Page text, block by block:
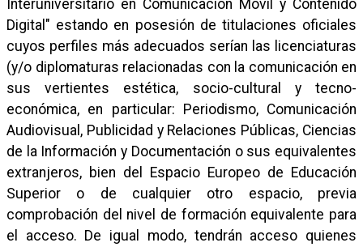
Interuniversitario en Comunicación Móvil y Contenido
Digital" estando en posesión de titulaciones oficiales
cuyos perfiles más adecuados serían las licenciaturas
(y/o diplomaturas relacionadas con la comunicación en
sus vertientes estética, socio-cultural y tecno-
económica, en particular: Periodismo, Comunicación
Audiovisual, Publicidad y Relaciones Públicas, Ciencias
de la Información y Documentación o sus equivalentes
extranjeros, bien del Espacio Europeo de Educación
Superior o de cualquier otro espacio, previa
comprobación del nivel de formación equivalente para
el acceso. De igual modo, tendrán acceso quienes